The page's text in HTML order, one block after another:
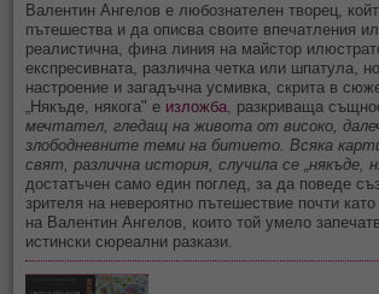
Валентин Ангелов е любознателен творец,
пътешества и да описва своите впечатления
реалистична, фина линия на майстор
експресивната, различна четка или шпатула,
настроение и загадъчна усмивка, скрита в
„Някъде, някога" е изложба, разкриваща
мечтател, гледащ на живота от високо,
злободневните теми на битието. Всяка
свят, различна история, случила се „някъде,
достатъчен само един поглед, за да поведе
зрителя на невероятно пътешествие почти
на Валентин Ангелов, които той умело
истински сюреални разкази.